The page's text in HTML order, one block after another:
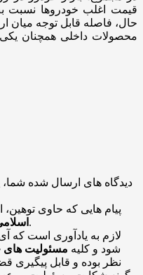
قیمت اغلب خودروها نسبت
حال، فاصله قابل توجه میان
محصولات داخلی همچنان
دیدگاه های ارسال شده
پیام هایی که حاوی توهین،
باشد منتشر نخواهد شد.
لازم به یادآوری است
شود و کلیه مسئولیت
نظر بوده و قابل پیگیری